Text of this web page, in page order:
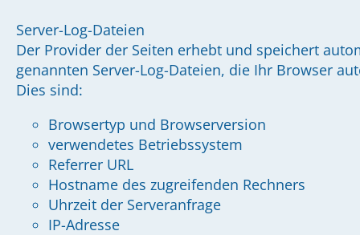
Server-Log-Dateien
Der Provider der Seiten erhebt und speichert
genannten Server-Log-Dateien, die Ihr Browser
Dies sind:
Browsertyp und Browserversion
verwendetes Betriebssystem
Referrer URL
Hostname des zugreifenden Rechners
Uhrzeit der Serveranfrage
IP-Adresse